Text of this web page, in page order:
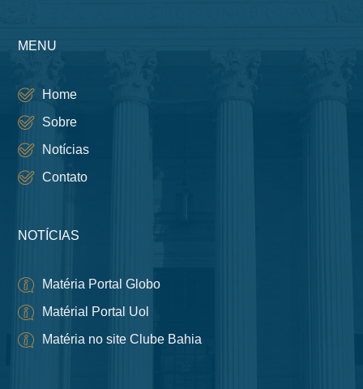
MENU
Home
Sobre
Notícias
Contato
NOTÍCIAS
Matéria Portal Globo
Matérial Portal Uol
Matéria no site Clube Bahia